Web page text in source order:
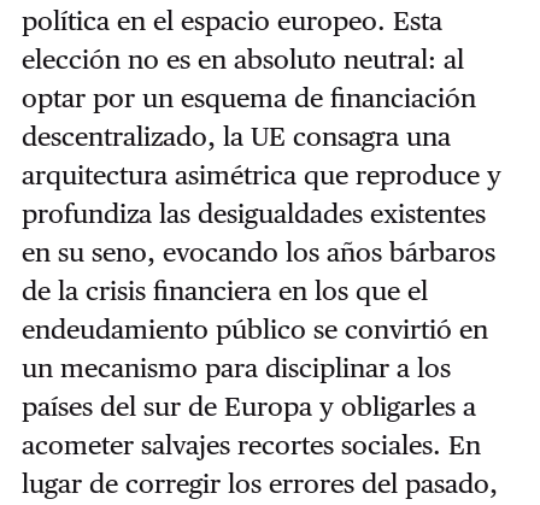
política en el espacio europeo. Esta
elección no es en absoluto neutral: al
optar por un esquema de financiación
descentralizado, la UE consagra una
arquitectura asimétrica que reproduce y
profundiza las desigualdades existentes
en su seno, evocando los años bárbaros
de la crisis financiera en los que el
endeudamiento público se convirtió en
un mecanismo para disciplinar a los
países del sur de Europa y obligarles a
acometer salvajes recortes sociales. En
lugar de corregir los errores del pasado,